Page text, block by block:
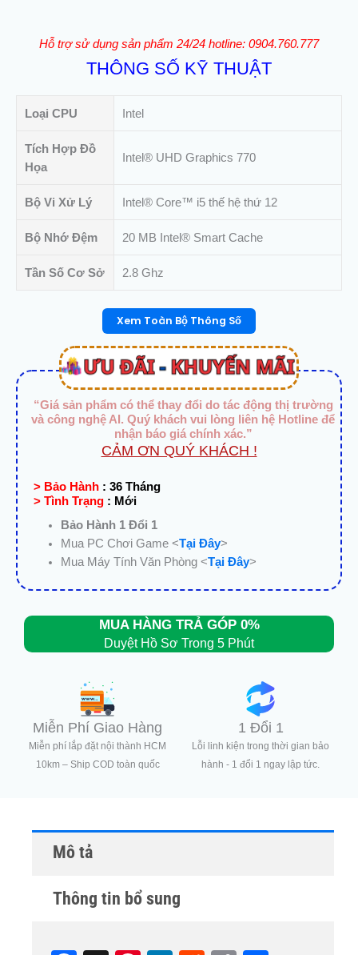
12600KF
20MB
10
Core
16
|
số
Hỗ trợ sử dụng sản phẩm 24/24 hotline: 0904.760.777
THÔNG SỐ KỸ THUẬT
Loại CPU Intel
Tích Hợp Đồ
Họa
Intel® UHD Graphics 770
Bộ Vi Xử Lý Intel® Core™ i5 thế hệ thứ 12
Bộ Nhớ Đệm 20 MB Intel® Smart Cache
Tần Số Cơ Sở 2.8 Ghz
Xem Toàn Bộ Thông Số
“Giá sản phẩm có thể thay đổi do tác động thị trường
và công nghệ AI. Quý khách vui lòng liên hệ Hotline để
nhận báo giá chính xác.”
CẢM ƠN QUÝ KHÁCH !
> Bảo Hành : 36 Tháng
> Tình Trạng : Mới
Bảo Hành 1 Đổi 1
Mua PC Chơi Game <Tại Đây>
Mua Máy Tính Văn Phòng <Tại Đây>
MUA HÀNG TRẢ GÓP 0%
Duyệt Hồ Sơ Trong 5 Phút
Miễn Phí Giao Hàng
Miễn phí lắp đặt nội thành HCM
10km – Ship COD toàn quốc
1 Đổi 1
Lỗi linh kiện trong thời gian bảo
hành - 1 đổi 1 ngay lập tức.
Mô tả
Thông tin bổ sung